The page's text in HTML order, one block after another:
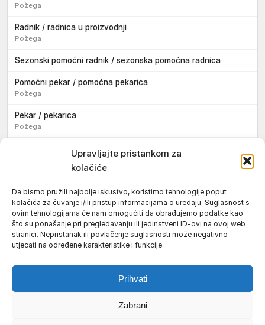
Upravljajte pristankom za
kolačiće
Da bismo pružili najbolje iskustvo, koristimo tehnologije poput
kolačića za čuvanje i/ili pristup informacijama o uređaju. Suglasnost s
ovim tehnologijama će nam omogućiti da obrađujemo podatke kao
što su ponašanje pri pregledavanju ili jedinstveni ID-ovi na ovoj web
stranici. Nepristanak ili povlačenje suglasnosti može negativno
utjecati na određene karakteristike i funkcije.
Prihvati
Zabrani
Požega
Radnik / radnica u proizvodnji
Požega
Sezonski pomoćni radnik / sezonska pomoćna radnica
Pomoćni pekar / pomoćna pekarica
Požega
Pekar / pekarica
Požega
Konobar / konobarica
Tokar / tokarica
Jakšić
Njegovatelj / njegovateljica starijih i nemoćnih osoba
Resnik